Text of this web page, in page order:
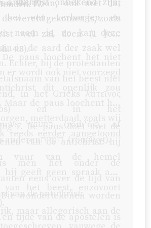
IV.
het een verborgen en
naam is, zo kan deze
in de aard der zaak wel
Echter, bij de protestanten
de Zoon, ook niet dat
wereld gekomen is, zoals
wel zal doen (1 Joh.
4:3).
De paus loochent het niet